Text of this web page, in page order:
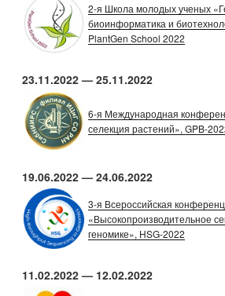
2-я Школа молодых ученых
биоинформатика и
PlantGen School 2022
23.11.2022 — 25.11.2022
6-я Международная
селекция растений», GPB-
19.06.2022 — 24.06.2022
3-я Всероссийская
«Высокопроизводительное
геномике», HSG-2022
11.02.2022 — 12.02.2022